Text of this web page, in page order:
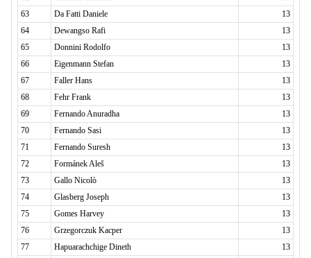
63
Da Fatti Daniele
13
64
Dewangso Rafi
13
65
Donnini Rodolfo
13
66
Eigenmann Stefan
13
67
Faller Hans
13
68
Fehr Frank
13
69
Fernando Anuradha
13
70
Fernando Sasi
13
71
Fernando Suresh
13
72
Formánek Aleš
13
73
Gallo Nicolò
13
74
Glasberg Joseph
13
75
Gomes Harvey
13
76
Grzegorczuk Kacper
13
77
Hapuarachchige Dineth
13